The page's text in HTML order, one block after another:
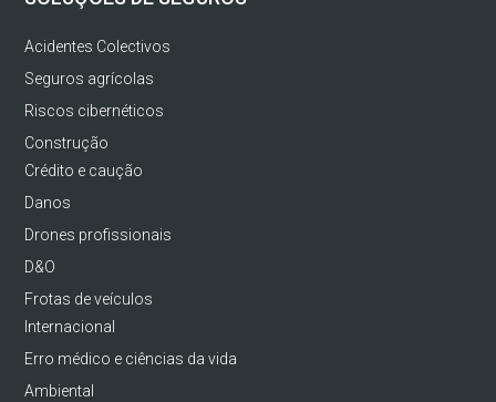
Acidentes Colectivos
Seguros agrícolas
Riscos cibernéticos
Construção
Crédito e caução
Danos
Drones profissionais
D&O
Frotas de veículos
Internacional
Erro médico e ciências da vida
Ambiental